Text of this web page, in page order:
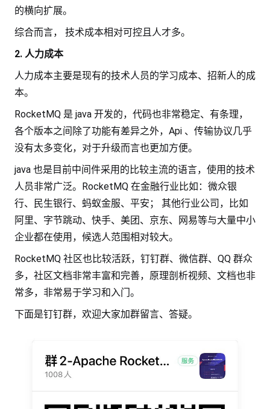
的横向扩展。
综合而言， 技术成本相对可控且人才多。
2. 人力成本
人力成本主要是现有的技术人员的学习成本、招新人的成
本。
RocketMQ 是 java 开发的，代码也非常稳定、有条理，
各个版本之间除了功能有差异之外，Api 、传输协议几乎
没有太多变化，对于升级而言也更加方便。
java 也是目前中间件采用的比较主流的语言，使用的技术
人员非常广泛。RocketMQ 在金融行业比如：微众银
行、民生银行、蚂蚁金服、平安； 其他行业公司，比如
阿里、字节跳动、快手、美团、京东、网易等与大量中小
企业都在使用，候选人范围相对较大。
RocketMQ 社区也比较活跃，钉钉群、微信群、QQ 群众
多，社区文档非常丰富和完善，原理剖析视频、文档也非
常多，非常易于学习和入门。
下面是钉钉群，欢迎大家加群留言、答疑。